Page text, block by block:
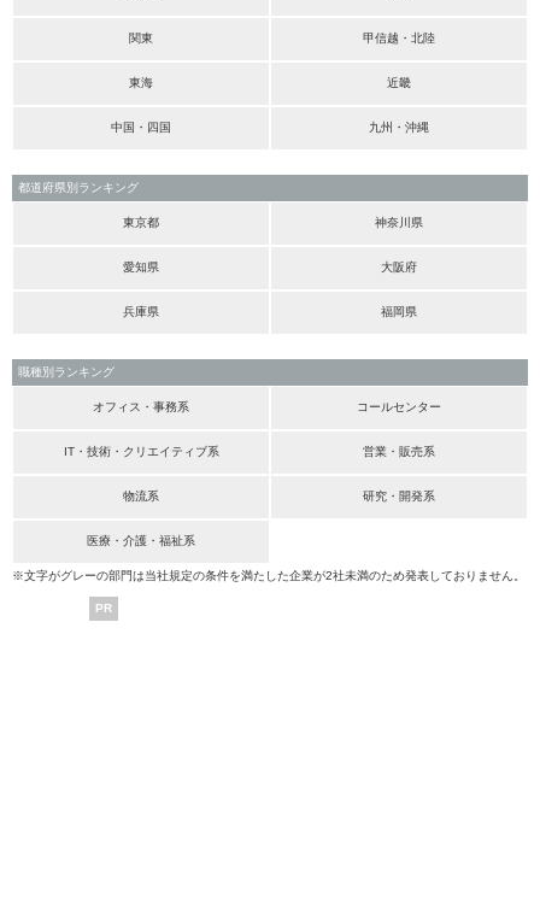
関東 甲信越・北陸
東海 近畿
中国・四国 九州・沖縄
都道府県別ランキング
東京都 神奈川県
愛知県 大阪府
兵庫県 福岡県
職種別ランキング
オフィス・事務系 コールセンター
IT・技術・クリエイティブ系 営業・販売系
物流系 研究・開発系
医療・介護・福祉系
※文字がグレーの部門は当社規定の条件を満たした企業が2社未満のため発表しておりません。
PR